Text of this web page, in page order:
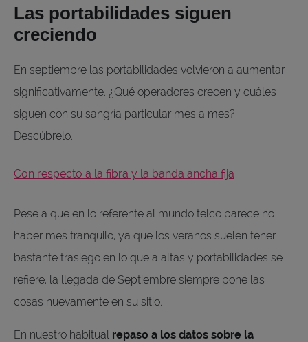
Las portabilidades siguen
creciendo
En septiembre las portabilidades volvieron a aumentar
significativamente. ¿Qué operadores crecen y cuáles
siguen con su sangría particular mes a mes?
Descúbrelo.
Con respecto a la fibra y la banda ancha fija
Pese a que en lo referente al mundo telco parece no
haber mes tranquilo, ya que los veranos suelen tener
bastante trasiego en lo que a altas y portabilidades se
refiere, la llegada de Septiembre siempre pone las
cosas nuevamente en su sitio.
En nuestro habitual repaso a los datos sobre la